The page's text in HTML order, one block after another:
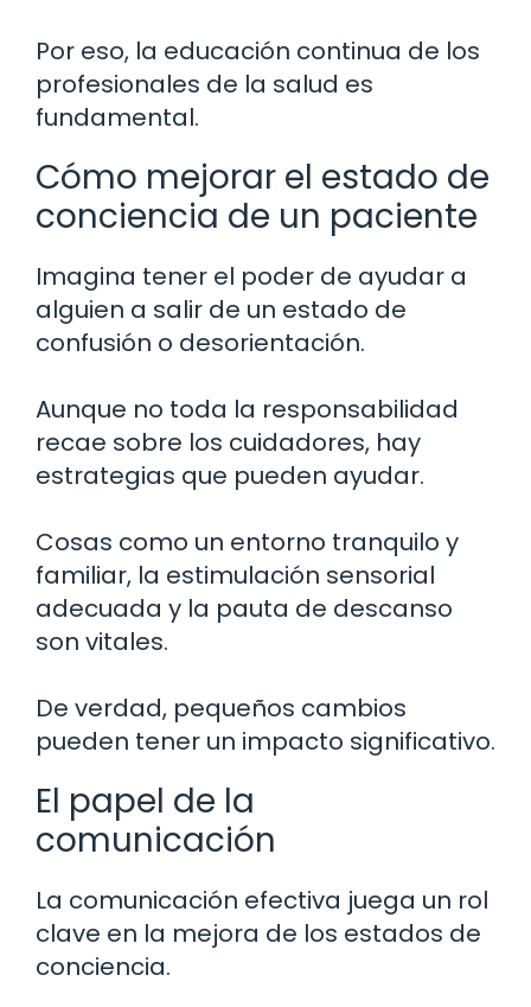
Por eso, la educación continua de los
profesionales de la salud es
fundamental.
Cómo mejorar el estado de
conciencia de un paciente
Imagina tener el poder de ayudar a
alguien a salir de un estado de
confusión o desorientación.
Aunque no toda la responsabilidad
recae sobre los cuidadores, hay
estrategias que pueden ayudar.
Cosas como un entorno tranquilo y
familiar, la estimulación sensorial
adecuada y la pauta de descanso
son vitales.
De verdad, pequeños cambios
pueden tener un impacto significativo.
El papel de la
comunicación
La comunicación efectiva juega un rol
clave en la mejora de los estados de
conciencia.